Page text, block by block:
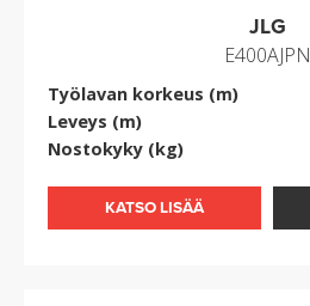
JLG
E400AJPN
Työlavan korkeus (m)
Leveys (m)
Nostokyky (kg)
KATSO LISÄÄ